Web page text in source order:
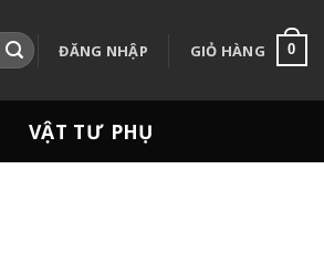
ĐĂNG NHẬP GIỎ HÀNG 0
VẬT TƯ PHỤ